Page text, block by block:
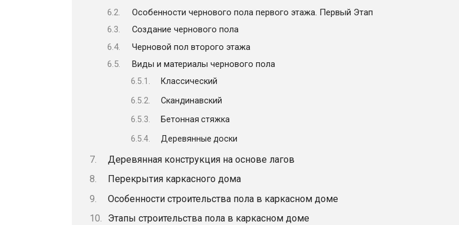
Особенности чернового пола первого этажа. Первый Этап
Создание чернового пола
Черновой пол второго этажа
Виды и материалы чернового пола
Классический
Скандинавский
Бетонная стяжка
Деревянные доски
Деревянная конструкция на основе лагов
Перекрытия каркасного дома
Особенности строительства пола в каркасном доме
Этапы строительства пола в каркасном доме